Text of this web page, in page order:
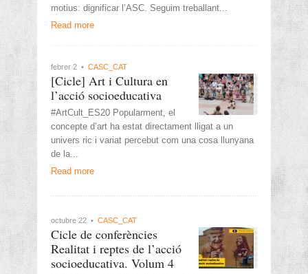
motius: dignificar l’ASC. Seguim treballant...
Read more
febrer 2 • CASC_CAT
[Cicle] Art i Cultura en
l’acció socioeducativa
#ArtCult_ES20 Popularment, el
concepte d’art ha estat directament lligat a un
univers ric i variat percebut com una cosa llunyana
de la...
Read more
octubre 22 • CASC_CAT
Cicle de conferències
Realitat i reptes de l’acció
socioeducativa. Volum 4